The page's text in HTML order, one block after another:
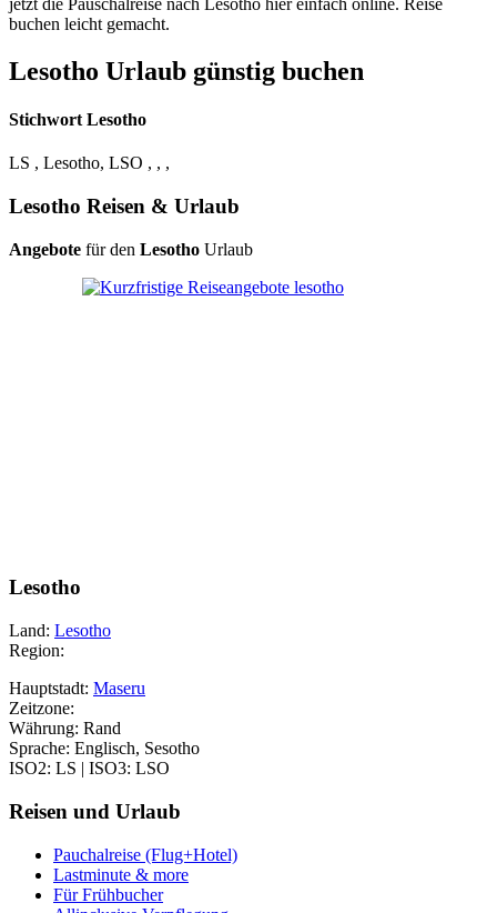
buchen leicht gemacht.
Lesotho Urlaub günstig buchen
Stichwort Lesotho
LS , Lesotho, LSO , , ,
Lesotho Reisen & Urlaub
Angebote für den Lesotho Urlaub
Lesotho
Land: Lesotho
Region:
Hauptstadt: Maseru
Zeitzone:
Währung: Rand
Sprache: Englisch, Sesotho
ISO2: LS | ISO3: LSO
Reisen und Urlaub
Pauchalreise (Flug+Hotel)
Lastminute & more
Für Frühbucher